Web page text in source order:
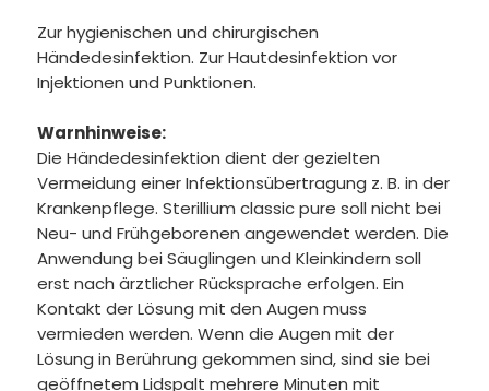
Zur hygienischen und chirurgischen
Händedesinfektion. Zur Hautdesinfektion vor
Injektionen und Punktionen.
Warnhinweise:
Die Händedesinfektion dient der gezielten
Vermeidung einer Infektionsübertragung z. B. in der
Krankenpflege. Sterillium classic pure soll nicht bei
Neu- und Frühgeborenen angewendet werden. Die
Anwendung bei Säuglingen und Kleinkindern soll
erst nach ärztlicher Rücksprache erfolgen. Ein
Kontakt der Lösung mit den Augen muss
vermieden werden. Wenn die Augen mit der
Lösung in Berührung gekommen sind, sind sie bei
geöffnetem Lidspalt mehrere Minuten mit